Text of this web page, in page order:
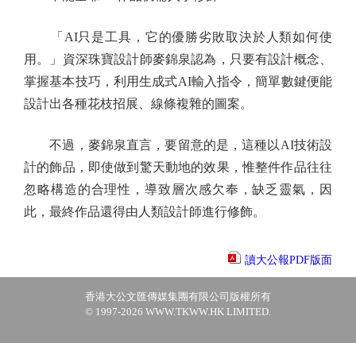
「AI只是工具，它的優勝劣敗取決於人類如何使
用。」資深珠寶設計師麥錦泉認為，只要有設計概念、
掌握基本技巧，利用生成式AI輸入指令，簡單數鍵便能
設計出各種花枝招展、線條複雜的圖案。
不過，麥錦泉直言，要留意的是，這種以AI技術設
計的飾品，即使做到驚天動地的效果，惟整件作品往往
忽略構造的合理性，導致層次感欠奉，缺乏靈氣，因
此，最終作品還得由人類設計師進行修飾。
讀大公報PDF版面
香港大公文匯傳媒集團有限公司版權所有
© 1997-2026 WWW.TKWW.HK LIMITED.